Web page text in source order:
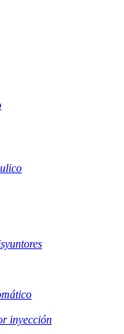
inyección